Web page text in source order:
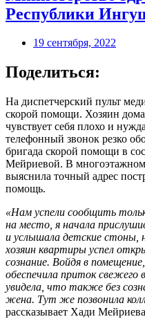
Республики
19 сентября, 2022
Поделиться:
На диспетчерский пульт
скорой помощи. Хозяин
чувствует себя плохо и
телефонный звонок резко
бригада скорой помощи в
Мейриевой. В
выяснила точный адрес
помощь.
«Нам успели сообщить
на место, я начала
и услышала детские стоны,
хозяин квартиры успел
сознание. Войдя в
обеспечила приток свежего
увидела, что также без
жена. Тут же позвонила
рассказывает Хади